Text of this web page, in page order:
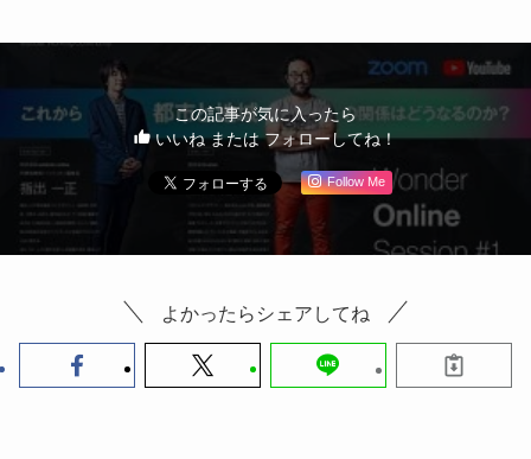
この記事が気に入ったら
いいね または フォローしてね！
Follow Me
よかったらシェアしてね